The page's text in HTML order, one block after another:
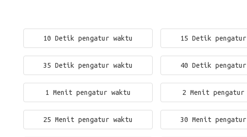
10 Detik pengatur waktu 15 Detik pengatur
35 Detik pengatur waktu 40 Detik pengatur
1 Menit pengatur waktu 2 Menit pengatur
25 Menit pengatur waktu 30 Menit